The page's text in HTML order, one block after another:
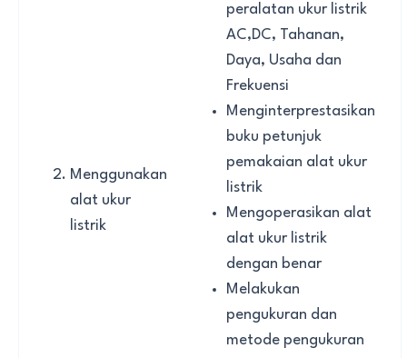
Menggunakan
alat ukur
listrik
peralatan ukur listrik
AC,DC, Tahanan,
Daya, Usaha dan
Frekuensi
Menginterprestasikan
buku petunjuk
pemakaian alat ukur
listrik
Mengoperasikan alat
alat ukur listrik
dengan benar
Melakukan
pengukuran dan
metode pengukuran